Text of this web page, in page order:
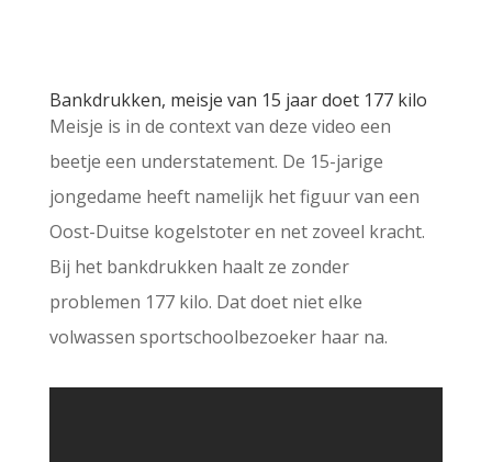
Bankdrukken, meisje van 15 jaar doet 177 kilo
Meisje is in de context van deze video een
beetje een understatement. De 15-jarige
jongedame heeft namelijk het figuur van een
Oost-Duitse kogelstoter en net zoveel kracht.
Bij het bankdrukken haalt ze zonder
problemen 177 kilo. Dat doet niet elke
volwassen sportschoolbezoeker haar na.